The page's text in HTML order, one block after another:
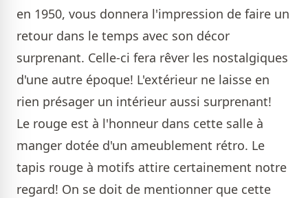
en 1950, vous donnera l'impression de faire un
retour dans le temps avec son décor
surprenant. Celle-ci fera rêver les nostalgiques
d'une autre époque! L'extérieur ne laisse en
rien présager un intérieur aussi surprenant!
Le rouge est à l'honneur dans cette salle à
manger dotée d'un ameublement rétro. Le
tapis rouge à motifs attire certainement notre
regard! On se doit de mentionner que cette